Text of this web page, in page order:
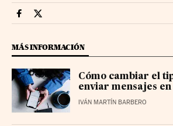
Smartlife Cinco Días en Facebook
Smartlife Cinco Días en Twitter
MÁS INFORMACIÓN
Cómo cambiar el
enviar mensajes
IVÁN MARTÍN BARBERO